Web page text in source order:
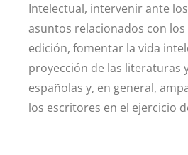
Intelectual, intervenir ante
asuntos relacionados con
edición, fomentar la vida
proyección de las literaturas
españolas y, en general,
los escritores en el ejercicio